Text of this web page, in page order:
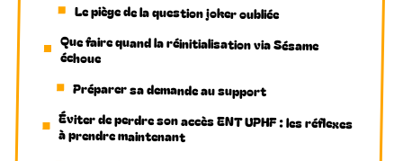
Le piège de la question joker oubliée
Que faire quand la réinitialisation via Sésame
échoue
Préparer sa demande au support
Éviter de perdre son accès ENT UPHF : les réflexes
à prendre maintenant